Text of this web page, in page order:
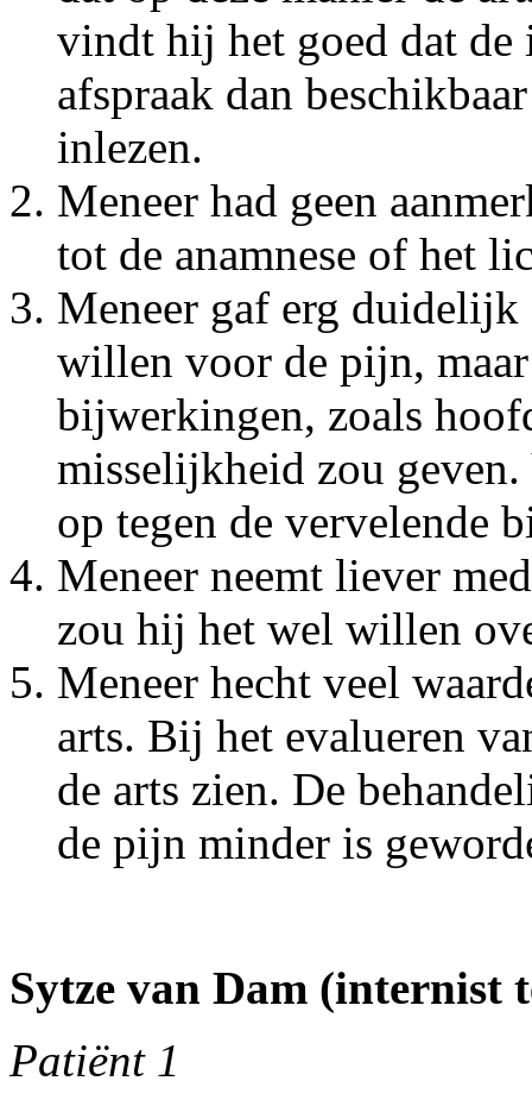
vindt hij het goed dat
afspraak dan
inlezen.
Meneer had geen
tot de anamnese of het
Meneer gaf erg
willen voor de pijn, maar
bijwerkingen, zoals
misselijkheid zou
op tegen de vervelende
Meneer neemt liever
zou hij het wel willen
Meneer hecht veel
arts. Bij het evalueren
de arts zien. De
de pijn minder is
Sytze van Dam (internist
Patiënt 1